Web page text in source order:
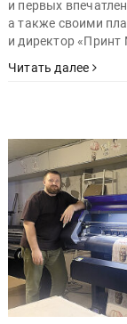
и первых
а также своими
и директор «Принт
Читать далее